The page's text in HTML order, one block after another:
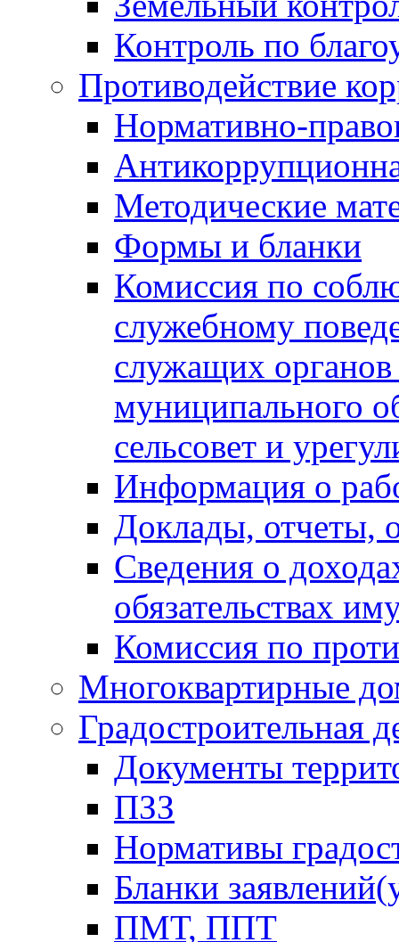
Контроль по
Противодействие
Нормативно-
Методические
Формы и бланки
Комиссия по
служебному
служащих органов
муниципального
сельсовет и
Информация о
Доклады, отчеты,
Сведения о
обязательствах
Комиссия по
Многоквартирные
Градостроительная
Документы
ПЗЗ
Нормативы
Бланки
ПМТ, ППТ